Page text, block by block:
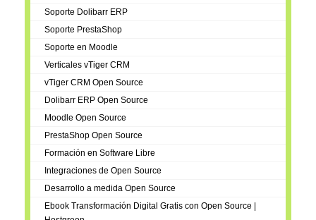
Soporte Dolibarr ERP
Soporte PrestaShop
Soporte en Moodle
Verticales vTiger CRM
vTiger CRM Open Source
Dolibarr ERP Open Source
Moodle Open Source
PrestaShop Open Source
Formación en Software Libre
Integraciones de Open Source
Desarrollo a medida Open Source
Ebook Transformación Digital Gratis con Open Source |